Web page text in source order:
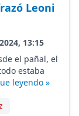
Leoni
13:15
el pañal, el
estaba
leyendo »